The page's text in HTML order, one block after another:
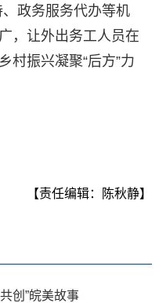
政务服务代办等机
，让外出务工人员在
村振兴凝聚“后方”力
【责任编辑：陈秋静】
创”皖美故事